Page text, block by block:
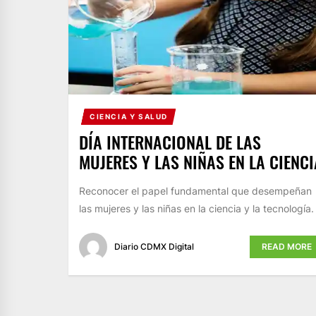
CIENCIA Y SALUD
DÍA INTERNACIONAL DE LAS
MUJERES Y LAS NIÑAS EN LA
Reconocer el papel fundamental que desempeñan
las mujeres y las niñas en la ciencia y la tecnología.
Diario CDMX Digital READ MORE